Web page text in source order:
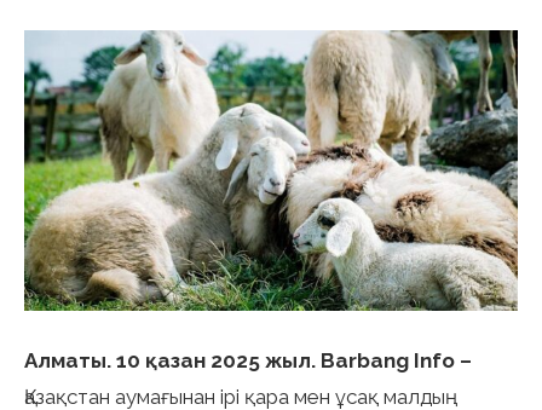
Алматы. 10 қазан 2025 жыл. Barbang Info –
Қазақстан аумағынан ірі қара мен ұсақ малдың